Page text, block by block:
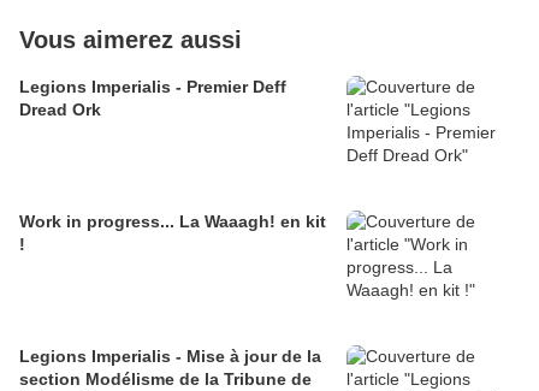
Vous aimerez aussi
Legions Imperialis - Premier Deff
Dread Ork
Work in progress... La Waaagh! en kit
!
Legions Imperialis - Mise à jour de la
section Modélisme de la Tribune de